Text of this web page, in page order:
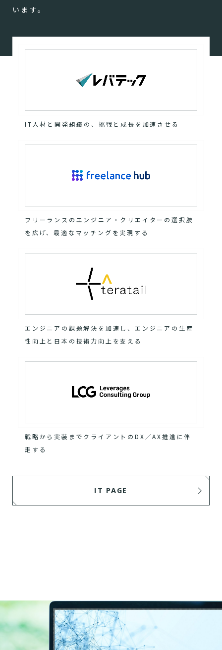
います。
IT人材と開発組織の、挑戦と成長を加速させる
フリーランスのエンジニア・クリエイターの選択肢
を広げ、最適なマッチングを実現する
エンジニアの課題解決を加速し、エンジニアの生産
性向上と日本の技術力向上を支える
戦略から実装までクライアントのDX／AX推進に伴
走する
IT PAGE